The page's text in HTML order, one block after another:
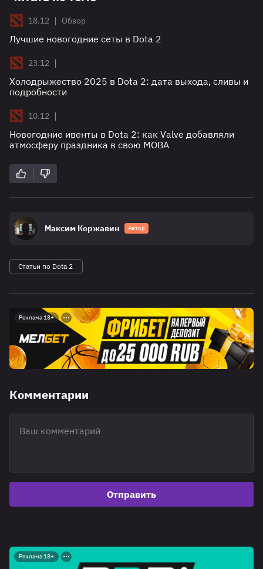
18.12 | Обзор
Лучшие новогодние сеты в Dota 2
23.12 |
Холодрыжество 2025 в Dota 2: дата выхода, сливы и
подробности
10.12 |
Новогодние ивенты в Dota 2: как Valve добавляли
атмосферу праздника в свою MOBA
Максим Коржавин Автор
Статьи по Dota 2
Реклама 18+
Комментарии
Отправить
Реклама 18+